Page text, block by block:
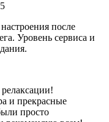
после
Уровень сервиса и
и прекрасные
просто